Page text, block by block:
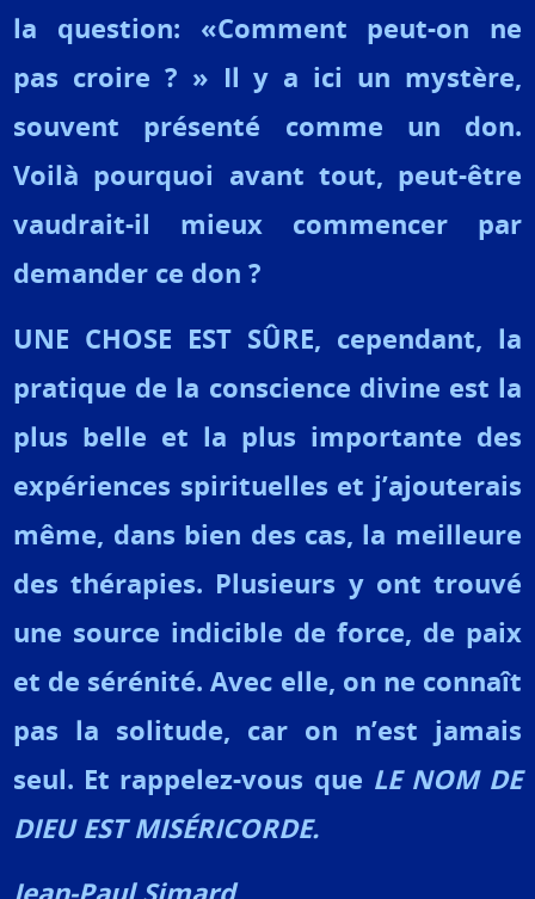
la question: «Comment peut-on ne
pas croire ? » Il y a ici un mystère,
souvent présenté comme un don.
Voilà pourquoi avant tout, peut-être
vaudrait-il mieux commencer par
demander ce don ?
UNE CHOSE EST SÛRE, cependant, la
pratique de la conscience divine est la
plus belle et la plus importante des
expériences spirituelles et j’ajouterais
même, dans bien des cas, la meilleure
des thérapies. Plusieurs y ont trouvé
une source indicible de force, de paix
et de sérénité. Avec elle, on ne connaît
pas la solitude, car on n’est jamais
seul. Et rappelez-vous que LE NOM DE
DIEU EST MISÉRICORDE.